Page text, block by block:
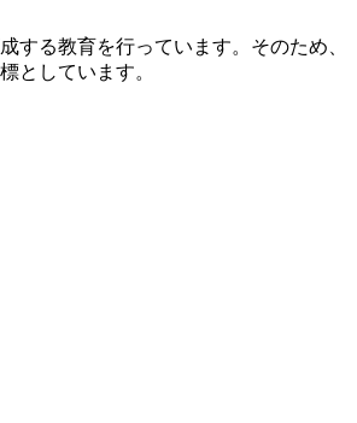
する教育を行っています。そのため、
としています。